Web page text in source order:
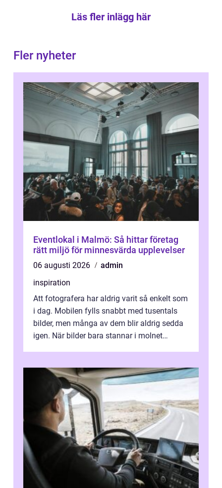
Läs fler inlägg här
Fler nyheter
Eventlokal i Malmö: Så hittar företag
rätt miljö för minnesvärda upplevelser
06 augusti 2026
admin
inspiration
Att fotografera har aldrig varit så enkelt som
i dag. Mobilen fylls snabbt med tusentals
bilder, men många av dem blir aldrig sedda
igen. När bilder bara stannar i molnet